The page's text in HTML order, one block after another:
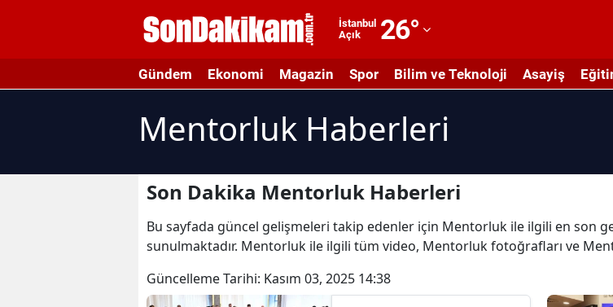
İstanbul
Açık
26°
Adıyaman
Afyonkarahisar
Amasya
Antalya
Artvin
Gündem Ekonomi Magazin Spor Bilim ve Teknoloji Asayiş
Mentorluk Haberleri
Son Dakika Mentorluk Haberleri
Bu sayfada güncel gelişmeleri takip edenler için Mentorluk ile ilgili en son
sunulmaktadır. Mentorluk ile ilgili tüm video, Mentorluk fotoğrafları ve
Güncelleme Tarihi: Kasım 03, 2025 14:38